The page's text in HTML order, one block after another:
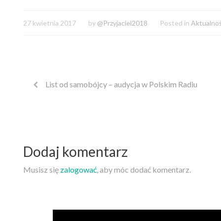
27 kwietnia 2017 by @Przyjaciel2018 Posted in
List od samobójcy – audycja w Polskim Radiu
Dodaj komentarz
Musisz się zalogować, aby móc dodać komentarz.